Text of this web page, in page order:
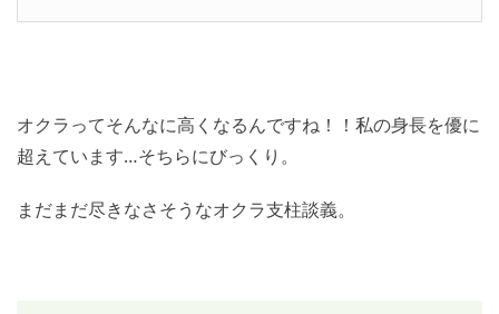
オクラってそんなに高くなるんですね！！私の身長を優に
超えています…そちらにびっくり。
まだまだ尽きなさそうなオクラ支柱談義。